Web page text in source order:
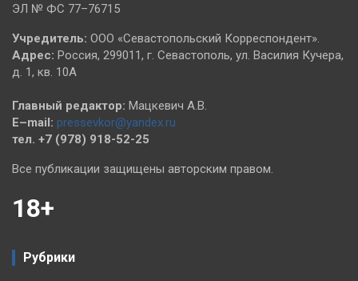
ЭЛ № ФС 77–76715
Учредитель: ООО «Севастопольский Корреспондент».
Адрес: Россия, 299011, г. Севастополь, ул. Василия Кучера,
д. 1, кв. 10А
Главный редактор: Мацкевич А.В.
E–mail: pressevkor@yandex.ru
тел. +7 (978) 918-52-25
Все публикации защищены авторским правом.
18+
Рубрики